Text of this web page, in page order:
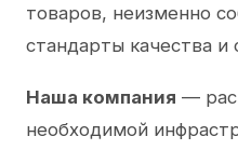
товаров, неизменно
стандарты качества и
Наша компания —
необходимой